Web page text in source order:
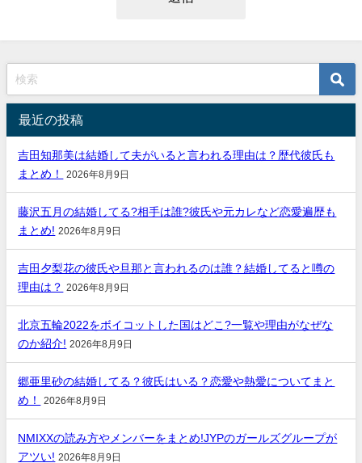
最近の投稿
吉田知那美は結婚して夫がいると言われる理由は？歴代彼氏も
まとめ！
2026年8月9日
藤沢五月の結婚してる?相手は誰?彼氏や元カレなど恋愛遍歴も
まとめ! 2026年8月9日
吉田夕梨花の彼氏や旦那と言われるのは誰？結婚してると噂の
理由は？
2026年8月9日
北京五輪2022をボイコットした国はどこ?一覧や理由がなぜな
のか紹介! 2026年8月9日
郷亜里砂の結婚してる？彼氏はいる？恋愛や熱愛についてまと
め！
2026年8月9日
NMIXXの読み方やメンバーをまとめ!JYPのガールズグループが
アツい! 2026年8月9日